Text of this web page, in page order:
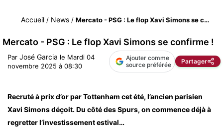
Accueil / News / Mercato - PSG : Le flop Xavi Simons se confirme !
Mercato - PSG : Le flop Xavi Simons se confirme !
Par José Garcia le Mardi 04
novembre 2025 à 08:30
Ajouter comme
source préférée
Partager
Recruté à prix d’or par Tottenham cet été, l’ancien parisien
Xavi Simons déçoit. Du côté des Spurs, on commence déjà à
regretter l’investissement estival…